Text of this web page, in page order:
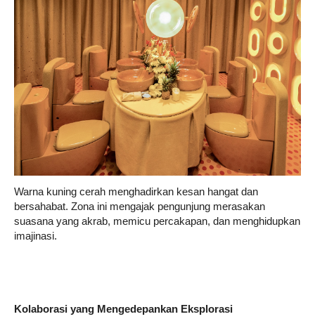
Warna kuning cerah menghadirkan kesan hangat dan
bersahabat. Zona ini mengajak pengunjung merasakan
suasana yang akrab, memicu percakapan, dan menghidupkan
imajinasi.
Kolaborasi yang Mengedepankan Eksplorasi